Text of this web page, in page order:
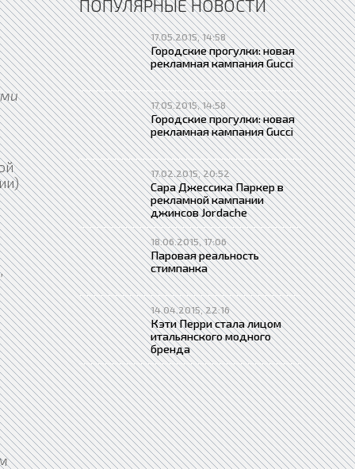
ПОПУЛЯРНЫЕ НОВОСТИ
17.05.2015, 14:58
Городские прогулки: новая
рекламная кампания Gucci
17.05.2015, 14:58
Городские прогулки: новая
рекламная кампания Gucci
17.02.2015, 20:52
Сара Джессика Паркер в
рекламной кампании
джинсов Jordache
18.06.2015, 17:06
Паровая реальность
стимпанка
14.04.2015, 22:16
Кэти Перри стала лицом
итальянского модного
бренда